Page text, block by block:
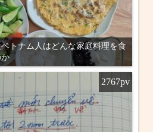
トナム人はどんな家庭料理を食
2767pv